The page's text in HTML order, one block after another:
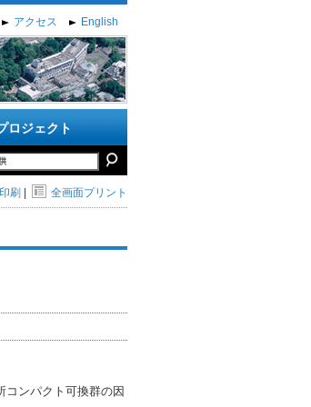
アクセス English
ロジェクト
刷 全画面プリント
ンパクト可換群の因